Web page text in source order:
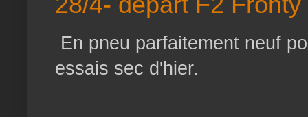
En pneu parfaitement neuf
essais sec d'hier.